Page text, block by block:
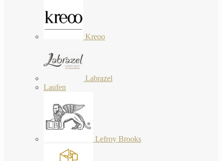
Kreoo
Labrazel
Laufen
Lefroy Brooks